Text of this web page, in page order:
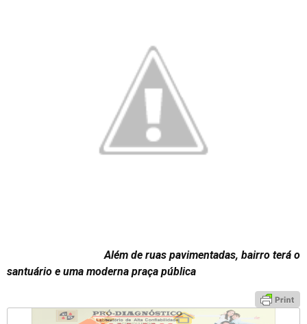
Além de ruas pavimentadas, bairro terá o
santuário e uma moderna praça pública